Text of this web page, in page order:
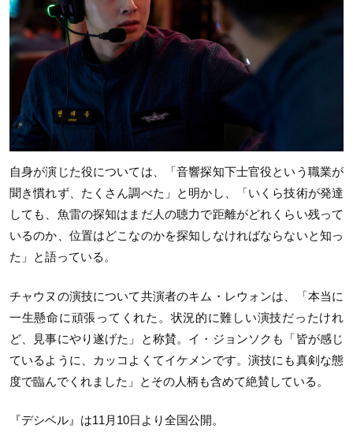
自身が演じた役については、「音響探知下士官役という職業が
聞き慣れず、たくさん調べた」と明かし、「いくら技術が発達
しても、魚雷の探知はまだ人の聴力で距離がどれくらい残って
いるのか、位置はどこなのかを探知しなければならないと知っ
た」と語っている。
チャウヌの演技について共演者のキム・レウォンは、「本当に
一生懸命に頑張ってくれた。状況的に難しい演技だったけれ
ど、見事にやり遂げた」と称賛。イ・ジョンソクも「皆が感じ
ているように、カッコよくてイケメンです。演技にも真剣な態
度で臨んでくれました」とその人柄も含めて絶賛している。
『デシベル』は11月10日より全国公開。